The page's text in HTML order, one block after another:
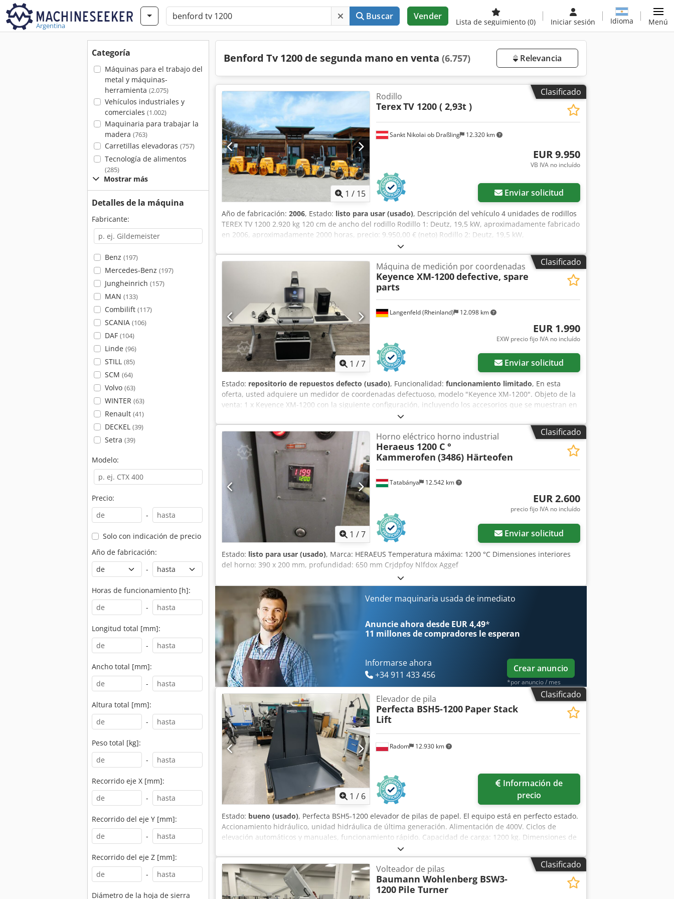
Argentina
Buscar Vender
Lista de seguimiento (0) Iniciar sesión Idioma Menú
Categoría
Máquinas para el trabajo del
metal y máquinas-
herramienta (2.075)
Vehículos industriales y
comerciales (1.002)
Maquinaria para trabajar la
madera (763)
Carretillas elevadoras (757)
Tecnología de alimentos
(285)
Mostrar más
Detalles de la máquina
Fabricante:
Benz (197)
Mercedes-Benz (197)
Jungheinrich (157)
MAN (133)
Combilift (117)
SCANIA (106)
DAF (104)
Linde (96)
STILL (85)
SCM (64)
Volvo (63)
WINTER (63)
Renault (41)
DECKEL (39)
Setra (39)
Modelo:
Precio:
-
Solo con indicación de precio
Año de fabricación:
-
Horas de funcionamiento [h]:
-
Longitud total [mm]:
-
Ancho total [mm]:
-
Altura total [mm]:
-
Peso total [kg]:
-
Recorrido eje X [mm]:
-
Recorrido del eje Y [mm]:
-
Recorrido del eje Z [mm]:
-
Diámetro de la hoja de sierra
Benford Tv 1200 de segunda mano en venta (6.757) Relevancia
Clasificado
1 / 15
Sankt Nikolai ob Draßling 12.320 km
Rodillo
TerexTV 1200 ( 2,93t )
EUR 9.950
VB IVA no incluído
Enviar solicitud
Año de fabricación: 2006, Estado: listo para usar (usado), Descripción del vehículo 4 unidades de rodillos
TEREX TV 1200 2.920 kg 120 cm de ancho del rodillo Rodillo 1: Deutz, 19,5 kW, aproximadamente fabricado
en 2006, aproximadamente 2000 horas, precio: 9.950,00 € (neto) Rodillo 2: Deutz, 19,5 kW,
aproximadamente fabricado en 2006, aproximadamente 2000 horas, precio: 9.950,00 € (neto) Rodillo 3:
Kubota, 24,5 kW, fabricado en 2010, 1.213 horas, precio: 11.900,00 € (neto) Rodillo 4: Kubota, 24,5 kW,
aproximadamente fabricado en 2007, 1.727 horas, precio: 10.900,00 € (neto) Cjdpfx Agshz Ebmogerf
También es posible un transporte económico.
Clasificado
1 /7
Langenfeld (Rheinland) 12.098 km
Máquina de medición por coordenadas
Keyence XM-1200defective, spare
parts
EUR 1.990
EXW precio fijo IVA no incluído
Enviar solicitud
Estado: repositorio de repuestos defecto (usado), Funcionalidad: funcionamiento limitado, En esta
oferta, usted adquiere un medidor de coordenadas defectuoso, modelo "Keyence XM-1200". Objeto de la
venta: 1 x Keyence XM-1200 con la siguiente configuración, incluyendo los accesorios que se muestran en
las fotos. Estado: Esta oferta corresponde a un equipo usado que puede presentar signos de uso
(pequeños arañazos o decoloraciones). El equipo no funciona. Embalaje y envío: Puede venir a ver el
equipo durante nuestro horario de atención al público. ¡Concertemos una cita! Ofrecemos embalaje
resistente para el transporte marítimo y envío a nivel mundial, bajo petición. Antes del envío o la
recogida, realizaremos una prueba de funcionamiento y la grabaremos en video. Para obtener más
información, no dude en ponerse en contacto con nosotros. Crsdpfx Agsyrcx Sogjf
Clasificado
1 /7
Tatabánya 12.542 km
Horno eléctrico horno industrial
Heraeus 1200 C °
Kammerofen (3486) Härteofen
EUR 2.600
precio fijo IVA no incluído
Enviar solicitud
Estado: listo para usar (usado), Marca: HERAEUS Temperatura máxima: 1200 °C Dimensiones interiores
del horno: 390 x 200 mm, profundidad: 650 mm Crjdpfoy Nlfdox Aggef
Vender maquinaria usada de inmediato
Anuncie ahora desde EUR 4,49*
11 millones de compradores le esperan
Informarse ahora
+34 911 433 456
Crear anuncio
*por anuncio / mes
Clasificado
1 / 6
Radom 12.930 km
Elevador de pila
Perfecta BSH5-1200 Paper Stack
Lift
precio
Estado: bueno (usado), Perfecta BSH5-1200 elevador de pilas de papel. El equipo está en perfecto estado.
Accionamiento hidráulico, unidad hidráulica de última generación. Alimentación de 400V. Ciclos de
elevación automáticos y manuales, funcionamiento rápido. Capacidad de carga: 1200 kg. Dimensiones de
palet/hoja: 990 x 1350 mm. Documentación incluida. Crjdpfx Aozmu Dhjggjf
Clasificado
Volteador de pilas
Baumann Wohlenberg BSW3-
1200 Pile Turner